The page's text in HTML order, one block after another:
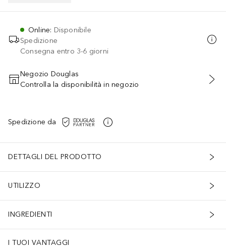
Online: Disponibile
Spedizione
Consegna entro 3-6 giorni
AGGIUNGI AL CARRELLO
Negozio Douglas
Controlla la disponibilità in negozio
Spedizione da
DETTAGLI DEL PRODOTTO
UTILIZZO
INGREDIENTI
I TUOI VANTAGGI